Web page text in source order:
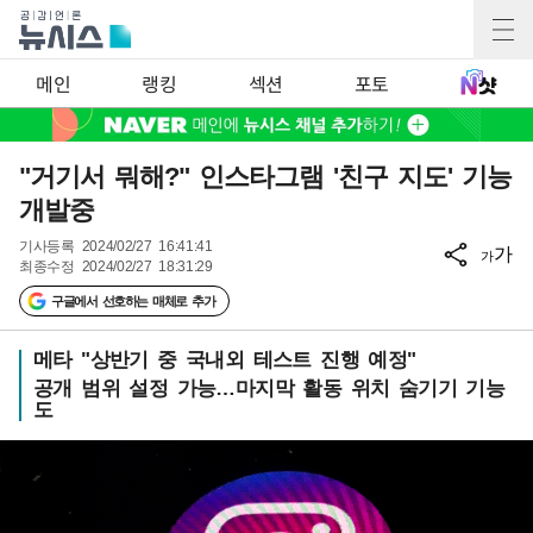
메인 랭킹 섹션 포토
"거기서 뭐해?" 인스타그램 '친구 지도' 기능
개발중
기사등록 2024/02/27 16:41:41
최종수정 2024/02/27 18:31:29
구글에서 선호하는 매체로 추가
가가
메타 "상반기 중 국내외 테스트 진행 예정"
공개 범위 설정 가능…마지막 활동 위치 숨기기 기능
도